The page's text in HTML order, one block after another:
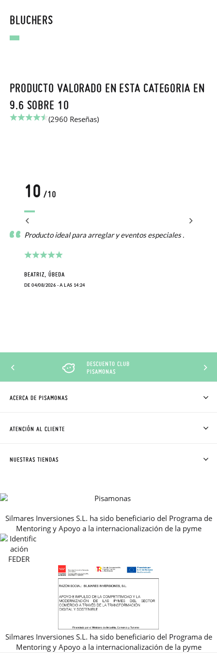
BLUCHERS
PRODUCTO VALORADO EN ESTA CATEGORIA EN
9.6 SOBRE 10
(2960 Reseñas)
10 /10
Producto ideal para arreglar y eventos especiales .
BEATRIZ, ÚBEDA
DE 04/08/2026 - A LAS 14:24
DESCUENTO CLUB
PISAMONAS
ACERCA DE PISAMONAS
CÓMO COMPRAR
AVISO LEGAL, PRIVACIDAD Y COOKIES
GUIA DE TALLAS
REBAJAS
ATENCIÓN AL CLIENTE
NUESTRAS TIENDAS
Silmares Inversiones S.L. ha sido beneficiario del Programa de
Mentoring y Apoyo a la internacionalización de la pyme
Silmares Inversiones S.L. ha sido beneficiario del Programa de
Mentoring y Apoyo a la internacionalización de la pyme